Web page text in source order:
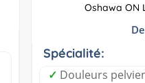
Oshawa ON
Spécialité:
✓ Douleurs